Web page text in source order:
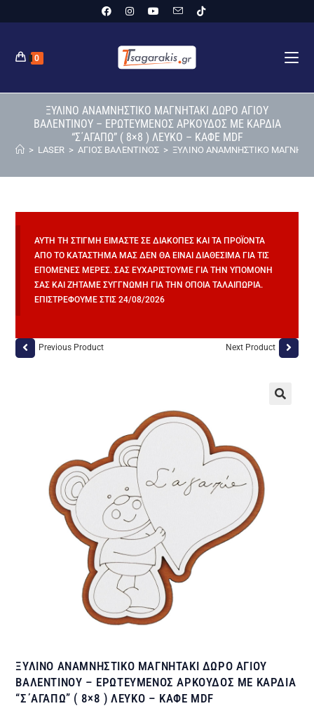
0
ΞΥΛΙΝΟ ΑΝΑΜΝΗΣΤΙΚΟ ΜΑΓΝΗΤΑΚΙ ΔΩΡΟ ΑΓΙΟΥ
ΒΑΛΕΝΤΙΝΟΥ – ΕΡΩΤΕΥΜΕΝΟΣ AΡΚΟΥΔΟΣ ΜΕ ΚΑΡΔΙΑ
“Σ΄ΑΓΑΠΩ” ( 8×8 ) ΛΕΥΚΟ – ΚΑΦΕ MDF
> LASER > ΑΓΙΟΣ ΒΑΛΕΝΤΙΝΟΣ > ΞΥΛΙΝΟ ΑΝΑΜΝΗΣΤΙΚΟ
ΑΥΤΉ ΤΗ ΣΤΙΓΜΉ ΕΊΜΑΣΤΕ ΣΕ ΔΙΑΚΟΠΈΣ ΚΑΙ ΤΑ ΠΡΟΪΌΝΤΑ
ΑΠΌ ΤΟ ΚΑΤΆΣΤΗΜΆ ΜΑΣ ΔΕΝ ΘΑ ΕΊΝΑΙ ΔΙΑΘΈΣΙΜΑ ΓΙΑ ΤΙΣ
ΕΠΌΜΕΝΕΣ ΜΈΡΕΣ. ΣΑΣ ΕΥΧΑΡΙΣΤΟΎΜΕ ΓΙΑ ΤΗΝ ΥΠΟΜΟΝΉ
ΣΑΣ ΚΑΙ ΖΗΤΆΜΕ ΣΥΓΓΝΏΜΗ ΓΙΑ ΤΗΝ ΌΠΟΙΑ ΤΑΛΑΙΠΩΡΊΑ.
ΕΠΙΣΤΡΈΦΟΥΜΕ ΣΤΙΣ 24/08/2026
Previous Product Next Product
ΞΥΛΙΝΟ ΑΝΑΜΝΗΣΤΙΚΟ ΜΑΓΝΗΤΑΚΙ ΔΩΡΟ ΑΓΙΟΥ
ΒΑΛΕΝΤΙΝΟΥ – ΕΡΩΤΕΥΜΕΝΟΣ AΡΚΟΥΔΟΣ ΜΕ ΚΑΡΔΙΑ
“Σ΄ΑΓΑΠΩ” ( 8×8 ) ΛΕΥΚΟ – ΚΑΦΕ MDF